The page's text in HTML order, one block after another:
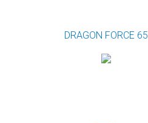
DRAGON FORCE 65